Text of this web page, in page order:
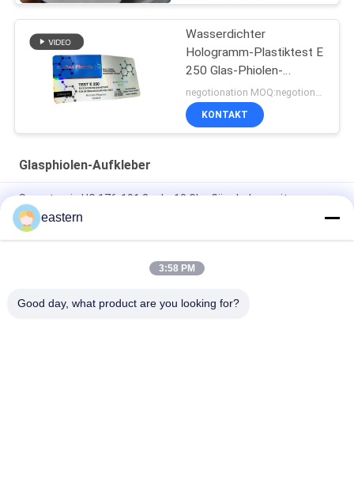
Wasserdichter
Hologramm-Plastiktest E
250 Glas-Phiolen-
Aufkleber
KONTAKT
Glasphiolen-Aufkleber
Somatropin HG 176-191 2 ml x 10 Glasfläschchen mit
Etiketten
Tren-Acetat-Fläschchen-Fläschchen-Etiketten mit
eastern
3:58 PM
Good day, what product are you looking for?